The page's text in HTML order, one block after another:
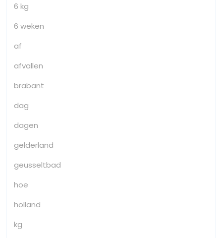
6 kg
6 weken
af
afvallen
brabant
dag
dagen
gelderland
geusseltbad
hoe
holland
kg